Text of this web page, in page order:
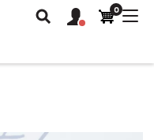
Keresés
Felhasználói
fiók
0